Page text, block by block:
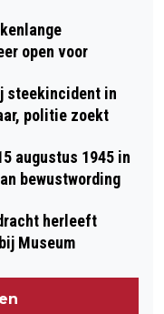
open voor
steekincident in
politie zoekt
augustus 1945 in
bewustwording
herleeft
Museum